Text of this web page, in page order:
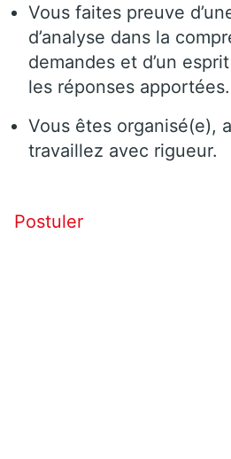
Vous faites preuve
d’analyse dans la
demandes et d’un
les réponses apportées.
Vous êtes organisé(e),
travaillez avec rigueur.
Postuler